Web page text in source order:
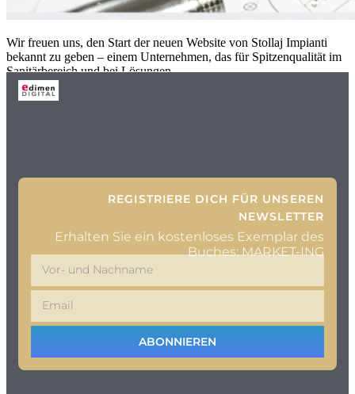
Wir freuen uns, den Start der neuen Website von Stollaj Impianti
bekannt zu geben – einem Unternehmen, das für Spitzenqualität im
Sanitärbereich und bei Lösungen
REGISTRIERE DICH FÜR UNSEREN
NEWSLETTER
Erhalten Sie ein kostenloses Exemplar des
Buches: MARKET-ING
ABONNIEREN